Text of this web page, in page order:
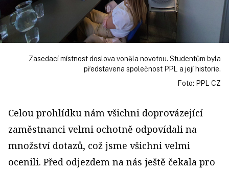
Zasedací místnost doslova voněla novotou. Studentům byla
představena společnost PPL a její historie.
Foto: PPL CZ
Celou prohlídku nám všichni doprovázející
zaměstnanci velmi ochotně odpovídali na
množství dotazů, což jsme všichni velmi
ocenili. Před odjezdem na nás ještě čekala pro